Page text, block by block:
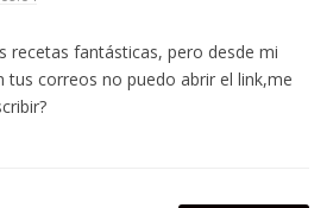
recetas fantásticas, pero desde mi
tus correos no puedo abrir el link,me